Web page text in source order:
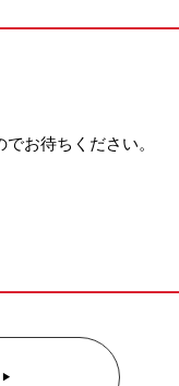
お待ちください。